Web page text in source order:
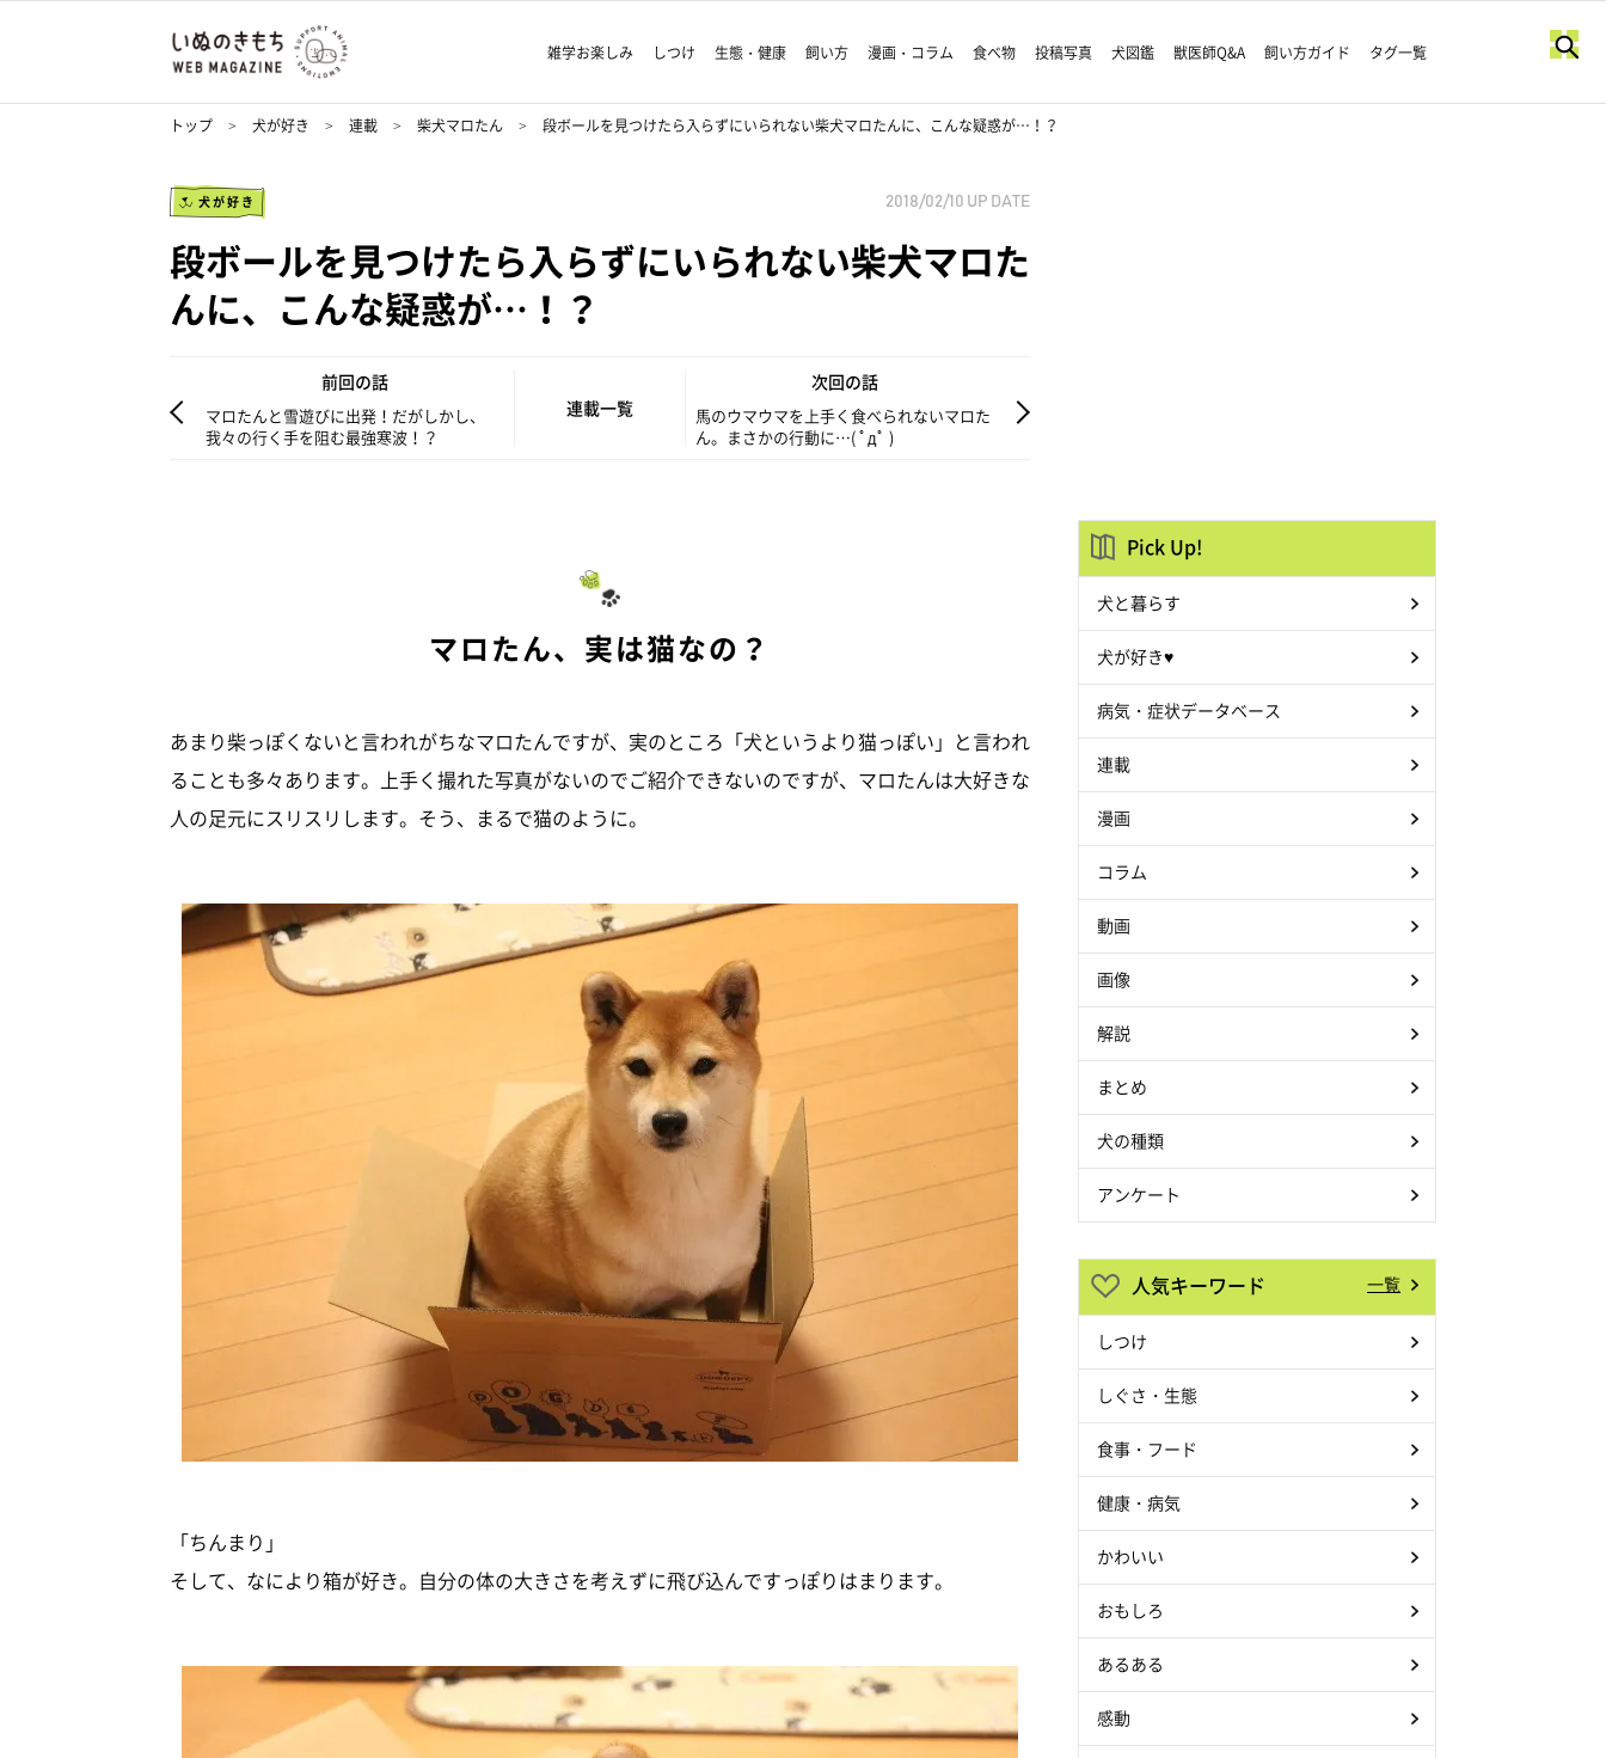
雑学お楽しみ しつけ 生態・健康 飼い方 漫画・コラム 食べ物 投稿写真 犬図鑑 獣医師Q&A 飼い方ガイド タグ一覧
トップ 犬が好き 連載 柴犬マロたん 段ボールを見つけたら入らずにいられない柴犬マロたんに、こんな疑惑が…！？
犬が好き 2018/02/10 UP DATE
段ボールを見つけたら入らずにいられない柴犬マロた
んに、こんな疑惑が…！？
前回の話
マロたんと雪遊びに出発！だがしかし、
我々の行く手を阻む最強寒波！？
連載一覧
次回の話
馬のウマウマを上手く食べられないマロた
ん。まさかの行動に…( ﾟдﾟ )
マロたん、実は猫なの？
あまり柴っぽくないと言われがちなマロたんですが、実のところ「犬というより猫っぽい」と言われ
ることも多々あります。上手く撮れた写真がないのでご紹介できないのですが、マロたんは大好きな
人の足元にスリスリします。そう、まるで猫のように。
「ちんまり」
そして、なにより箱が好き。自分の体の大きさを考えずに飛び込んですっぽりはまります。
Pick Up!
犬と暮らす
犬が好き♥
病気・症状データベース
連載
漫画
コラム
動画
画像
解説
まとめ
犬の種類
アンケート
人気キーワード 一覧
しつけ
しぐさ・生態
食事・フード
健康・病気
かわいい
おもしろ
あるある
感動